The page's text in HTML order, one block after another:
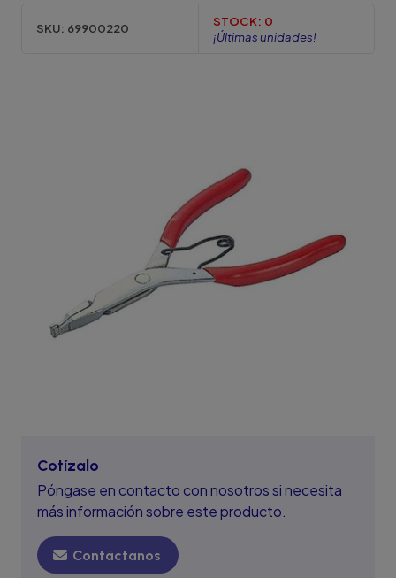
SKU: 69900220 STOCK: 0
¡Últimas unidades!
Cotízalo
Póngase en contacto con nosotros si necesita
más información sobre este producto.
Contáctanos